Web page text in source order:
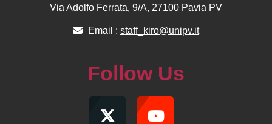
Via Adolfo Ferrata, 9/A, 27100 Pavia PV
Email : staff_kiro@unipv.it
Follow Us